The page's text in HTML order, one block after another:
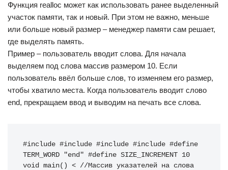
Функция realloc может как использовать ранее выделенный
участок памяти, так и новый. При этом не важно, меньше
или больше новый размер – менеджер памяти сам решает,
где выделять память.
Пример – пользователь вводит слова. Для начала
выделяем под слова массив размером 10. Если
пользователь ввёл больше слов, то изменяем его размер,
чтобы хватило места. Когда пользователь вводит слово
end, прекращаем ввод и выводим на печать все слова.
#include #include #include #include #define
TERM_WORD "end" #define SIZE_INCREMENT 10
void main() < //Массив указателей на слова